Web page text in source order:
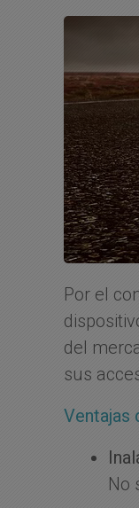
Por el
del
sus
Ventajas
No